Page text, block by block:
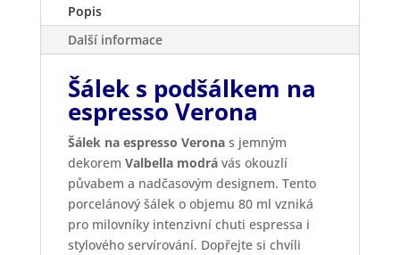
Popis
Další informace
Šálek s podšálkem na
espresso Verona
Šálek na espresso Veronas jemným
dekorem Valbella modrávás okouzlí
půvabem a nadčasovým designem. Tento
porcelánový šálek o objemu 80 ml vzniká
pro milovníky intenzivní chuti espressa i
stylového servírování. Dopřejte si chvíli